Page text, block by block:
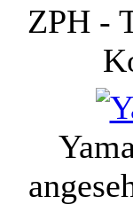
ZPH -